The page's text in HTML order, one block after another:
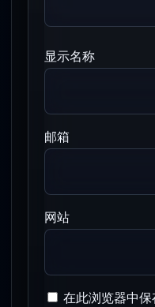
显示名称
邮箱
网站
在此浏览器中